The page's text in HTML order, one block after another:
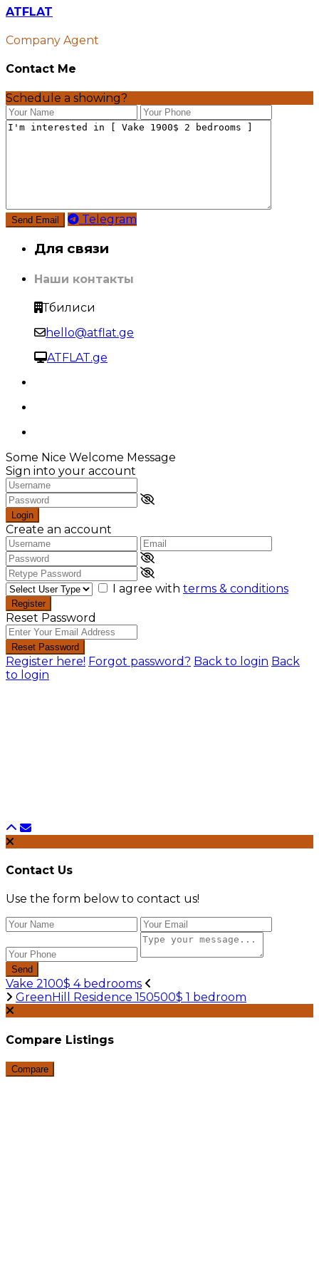
ATFLAT
Company Agent
Contact Me
Schedule a showing?
Telegram
Для связи
Наши контакты
Тбилиси
hello@atflat.ge
ATFLAT.ge
Some Nice Welcome Message
Sign into your account
Login
Create an account
I agree with terms & conditions
Register
Reset Password
Reset Password
Register here! Forgot password? Back to login Back
to login
Contact Us
Use the form below to contact us!
Send
Vake 2100$ 4 bedrooms
GreenHill Residence 150500$ 1 bedroom
Compare Listings
Compare